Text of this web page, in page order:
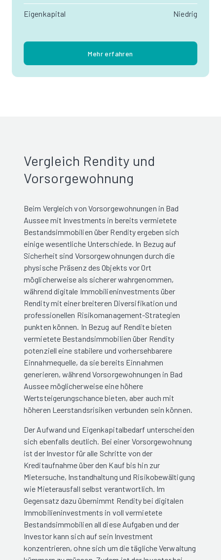
Eigenkapital Niedrig
Mehr erfahren
Vergleich Rendity und
Vorsorgewohnung
Beim Vergleich von Vorsorgewohnungen in Bad
Aussee mit Investments in bereits vermietete
Bestandsimmobilien über Rendity ergeben sich
einige wesentliche Unterschiede. In Bezug auf
Sicherheit sind Vorsorgewohnungen durch die
physische Präsenz des Objekts vor Ort
möglicherweise als sicherer wahrgenommen,
während digitale Immobilieninvestments über
Rendity mit einer breiteren Diversifikation und
professionellen Risikomanagement-Strategien
punkten können. In Bezug auf Rendite bieten
vermietete Bestandsimmobilien über Rendity
potenziell eine stabilere und vorhersehbarere
Einnahmequelle, da sie bereits Einnahmen
generieren, während Vorsorgewohnungen in Bad
Aussee möglicherweise eine höhere
Wertsteigerungschance bieten, aber auch mit
höheren Leerstandsrisiken verbunden sein können.
Der Aufwand und Eigenkapitalbedarf unterscheiden
sich ebenfalls deutlich. Bei einer Vorsorgewohnung
ist der Investor für alle Schritte von der
Kreditaufnahme über den Kauf bis hin zur
Mietersuche, Instandhaltung und Risikobewältigung
wie Mieterausfall selbst verantwortlich. Im
Gegensatz dazu übernimmt Rendity bei digitalen
Immobilieninvestments in voll vermietete
Bestandsimmobilien all diese Aufgaben und der
Investor kann sich auf sein Investment
konzentrieren, ohne sich um die tägliche Verwaltung